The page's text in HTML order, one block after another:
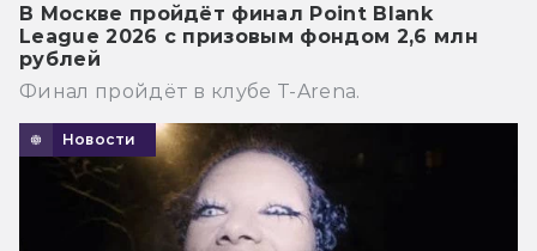
В Москве пройдёт финал Point Blank
League 2026 с призовым фондом 2,6 млн
рублей
Финал пройдёт в клубе T-Arena.
Новости